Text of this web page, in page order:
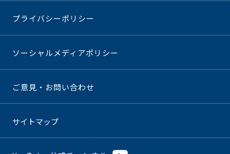
プライバシーポリシー
ソーシャルメディアポリシー
ご意見・お問い合わせ
サイトマップ